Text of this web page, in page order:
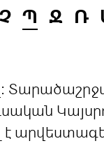
Չ Պ Ջ Ռ
է